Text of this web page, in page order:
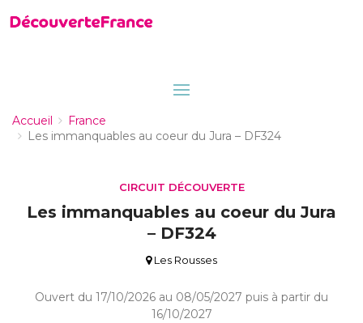
Accueil
France
Les immanquables au coeur du Jura – DF324
CIRCUIT DÉCOUVERTE
Les immanquables au coeur du Jura
– DF324
Les Rousses
Ouvert du 17/10/2026 au 08/05/2027 puis à partir du
16/10/2027